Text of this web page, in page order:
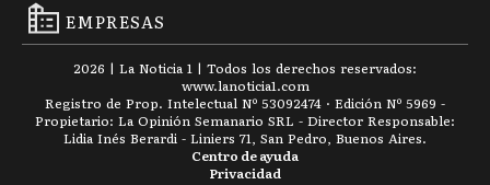
EMPRESAS
2026 | La Noticia 1 | Todos los derechos reservados:
www.lanoticia1.com
Registro de Prop. Intelectual Nº 53092474 · Edición Nº 5969 -
Propietario: La Opinión Semanario SRL - Director Responsable:
Lidia Inés Berardi - Liniers 71, San Pedro, Buenos Aires.
Privacidad
Centro de ayuda